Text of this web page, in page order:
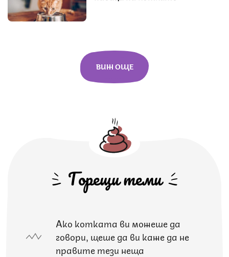
ВИЖ ОЩЕ
Горещи теми
Ако котката ви можеше да
говори, щеше да ви каже да не
правите тези неща